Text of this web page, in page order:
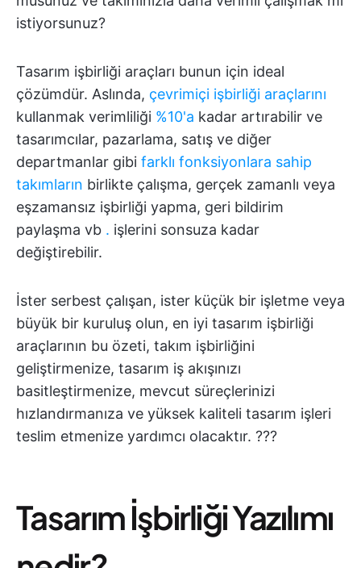
istiyorsunuz?
Tasarım işbirliği araçları bunun için ideal
çözümdür. Aslında, çevrimiçi işbirliği araçlarını
kullanmak verimliliği %10'a kadar artırabilir ve
tasarımcılar, pazarlama, satış ve diğer
departmanlar gibi farklı fonksiyonlara sahip
takımların birlikte çalışma, gerçek zamanlı veya
eşzamansız işbirliği yapma, geri bildirim
paylaşma vb . işlerini sonsuza kadar
değiştirebilir.
İster serbest çalışan, ister küçük bir işletme veya
büyük bir kuruluş olun, en iyi tasarım işbirliği
araçlarının bu özeti, takım işbirliğini
geliştirmenize, tasarım iş akışınızı
basitleştirmenize, mevcut süreçlerinizi
hızlandırmanıza ve yüksek kaliteli tasarım işleri
teslim etmenize yardımcı olacaktır. ?‍??
Tasarım İşbirliği Yazılımı